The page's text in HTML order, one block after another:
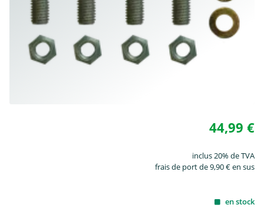
44,99 €
inclus 20% de TVA
frais de port de 9,90 € en sus
en stock